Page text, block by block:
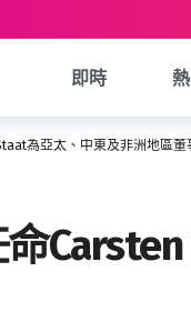
即時
為亞太、中東及非洲地區董